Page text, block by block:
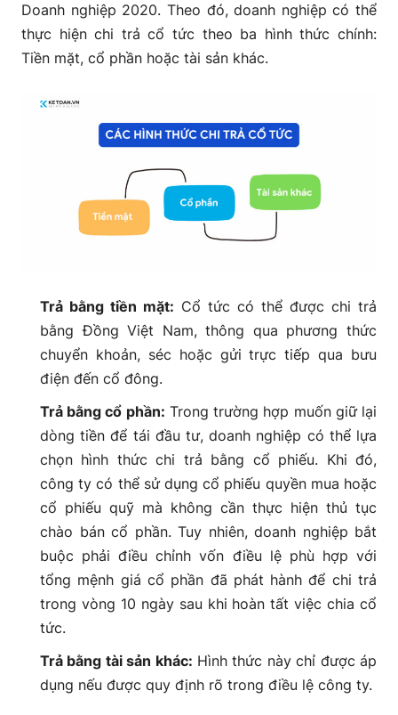
Doanh nghiệp 2020. Theo đó, doanh nghiệp có thể
thực hiện chi trả cổ tức theo ba hình thức chính:
Tiền mặt, cổ phần hoặc tài sản khác.
Trả bằng tiền mặt: Cổ tức có thể được chi trả
bằng Đồng Việt Nam, thông qua phương thức
chuyển khoản, séc hoặc gửi trực tiếp qua bưu
điện đến cổ đông.
Trả bằng cổ phần: Trong trường hợp muốn giữ lại
dòng tiền để tái đầu tư, doanh nghiệp có thể lựa
chọn hình thức chi trả bằng cổ phiếu. Khi đó,
công ty có thể sử dụng cổ phiếu quyền mua hoặc
cổ phiếu quỹ mà không cần thực hiện thủ tục
chào bán cổ phần. Tuy nhiên, doanh nghiệp bắt
buộc phải điều chỉnh vốn điều lệ phù hợp với
tổng mệnh giá cổ phần đã phát hành để chi trả
trong vòng 10 ngày sau khi hoàn tất việc chia cổ
tức.
Trả bằng tài sản khác: Hình thức này chỉ được áp
dụng nếu được quy định rõ trong điều lệ công ty.